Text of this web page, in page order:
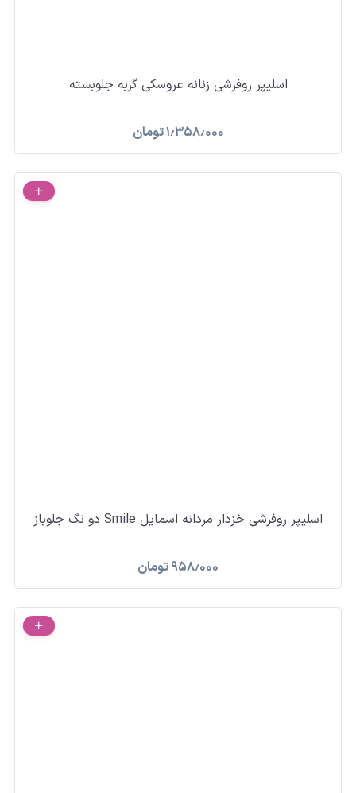
اسلیپر روفرشی زنانه عروسکی گربه جلوبسته
۱٫۳۵۸٫۰۰۰تومان
اسلیپر روفرشی خزدار مردانه اسمایل Smile دو نگ جلوباز
۹۵۸٫۰۰۰تومان